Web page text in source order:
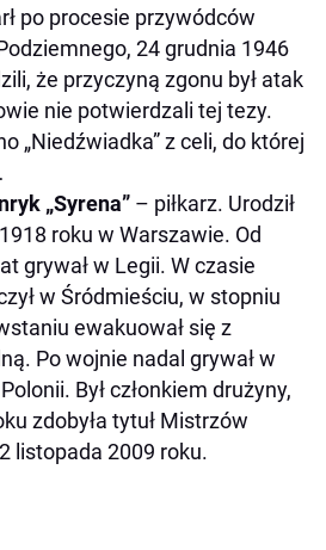
po procesie przywódców
24 grudnia 1946
że przyczyną zgonu był atak
nie potwierdzali tej tezy.
„Niedźwiadka” z celi, do której
„Syrena” – piłkarz. Urodził
roku w Warszawie. Od
grywał w Legii. W czasie
w Śródmieściu, w stopniu
ewakuował się z
Po wojnie nadal grywał w
Był członkiem drużyny,
zdobyła tytuł Mistrzów
listopada 2009 roku.